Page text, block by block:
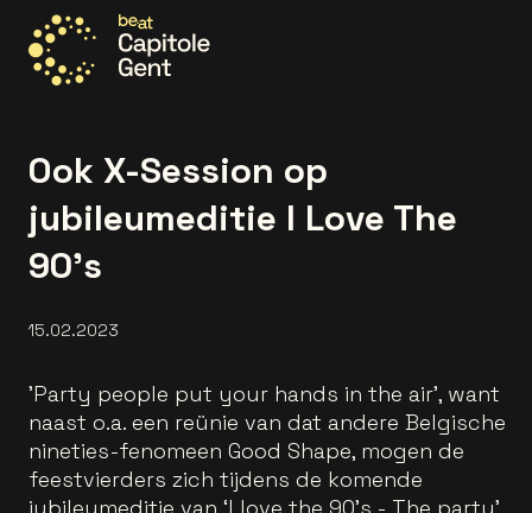
Ook X-Session op
jubileumeditie I Love The
90's
15.02.2023
'Party people put your hands in the air', want
naast o.a. een reünie van dat andere Belgische
nineties-fenomeen Good Shape, mogen de
feestvierders zich tijdens de komende